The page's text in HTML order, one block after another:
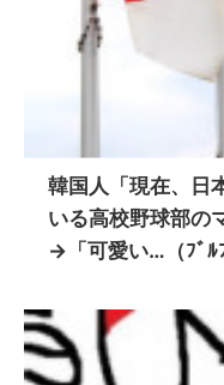
韓国人「現在、日
いる高校野球部の
→「可愛い…（ﾌﾞﾙ